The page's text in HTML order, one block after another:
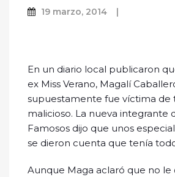
19 marzo, 2014
En un diario local publicaron
ex Miss Verano, Magalí
supuestamente fue víctima de
malicioso. La nueva integrante
Famosos dijo que unos
se dieron cuenta que tenía
Aunque Maga aclaró que no le